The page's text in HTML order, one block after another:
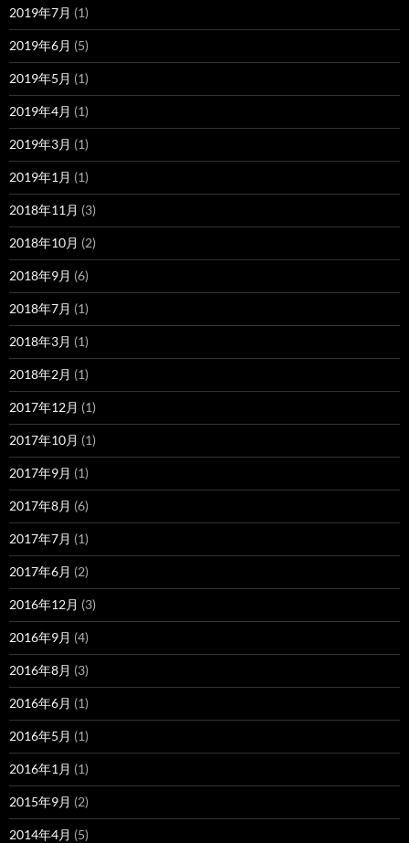
2019年7月 (1)
2019年6月 (5)
2019年5月 (1)
2019年4月 (1)
2019年3月 (1)
2019年1月 (1)
2018年11月 (3)
2018年10月 (2)
2018年9月 (6)
2018年7月 (1)
2018年3月 (1)
2018年2月 (1)
2017年12月 (1)
2017年10月 (1)
2017年9月 (1)
2017年8月 (6)
2017年7月 (1)
2017年6月 (2)
2016年12月 (3)
2016年9月 (4)
2016年8月 (3)
2016年6月 (1)
2016年5月 (1)
2016年1月 (1)
2015年9月 (2)
2014年4月 (5)